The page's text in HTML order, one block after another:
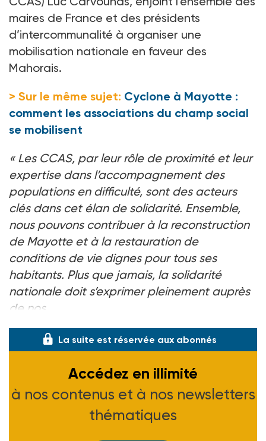
maires de France et des présidents
d’intercommunalité à organiser une
mobilisation nationale en faveur des
Mahorais.
> Sur le même sujet: Cyclone à Mayotte :
comment les associations du champ social
se mobilisent
« Les CCAS, par leur rôle de proximité et leur
expertise dans l’accompagnement des
populations en difficulté, sont des acteurs
clés dans cet élan de solidarité. Ensemble,
nous pouvons contribuer à la reconstruction
de Mayotte et à la restauration de
conditions de vie dignes pour tous ses
habitants. Plus que jamais, la solidarité
nationale doit s’exprimer pleinement auprès
de nos
La suite est réservée aux abonnés
Accédez en illimité
à nos contenus et à nos newsletters
thématiques